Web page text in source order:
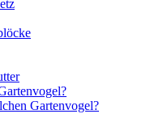
Gartenvogel?